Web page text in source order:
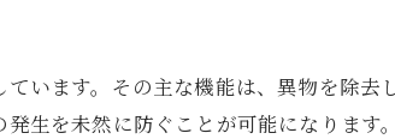
います。その主な機能は、異物を除去
生を未然に防ぐことが可能になります